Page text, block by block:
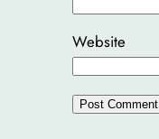
Website